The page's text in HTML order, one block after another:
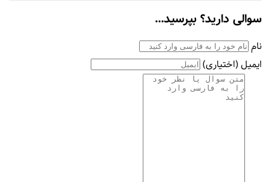
سوالی دارید؟ بپرسید...
نام
ایمیل (اختیاری)